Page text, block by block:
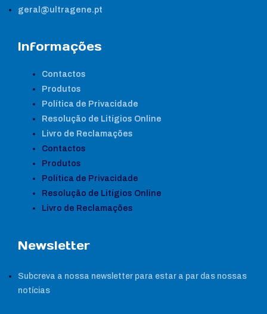
geral@ultragene.pt
Informações
Contactos
Produtos
Política de Privacidade
Resolução de Litígios Online
Livro de Reclamações
Contactos
Produtos
Política de Privacidade
Resolução de Litígios Online
Livro de Reclamações
Newsletter
Subcreva a nossa newsletter para estar a par das nossas
notícias